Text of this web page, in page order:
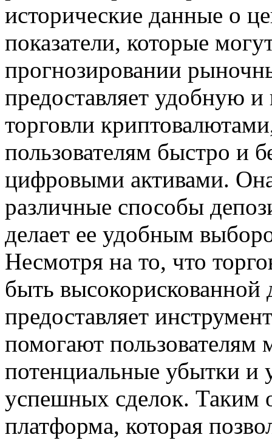
исторические данные о
показатели, которые
прогнозировании
предоставляет удобную
торговли
пользователям быстро и
цифровыми активами.
различные способы
делает ее удобным
Несмотря на то, что
быть высокорискованной
предоставляет
помогают пользователям
потенциальные убытки и
успешных сделок. Таким
платформа, которая